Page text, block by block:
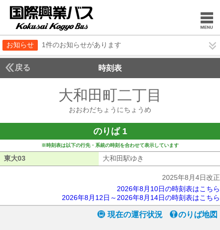
お知らせ 1件のお知らせがあります
戻る 時刻表
大和田町二丁目
おおわだちょうにちょうめ
のりば 1
※時刻表は以下の行先・系統の時刻を合わせて表示しています
東大03 大和田駅ゆき
2025年8月4日改正
2026年8月10日の時刻表はこちら
2026年8月12日～2026年8月14日の時刻表はこちら
現在の運行状況 のりば地図